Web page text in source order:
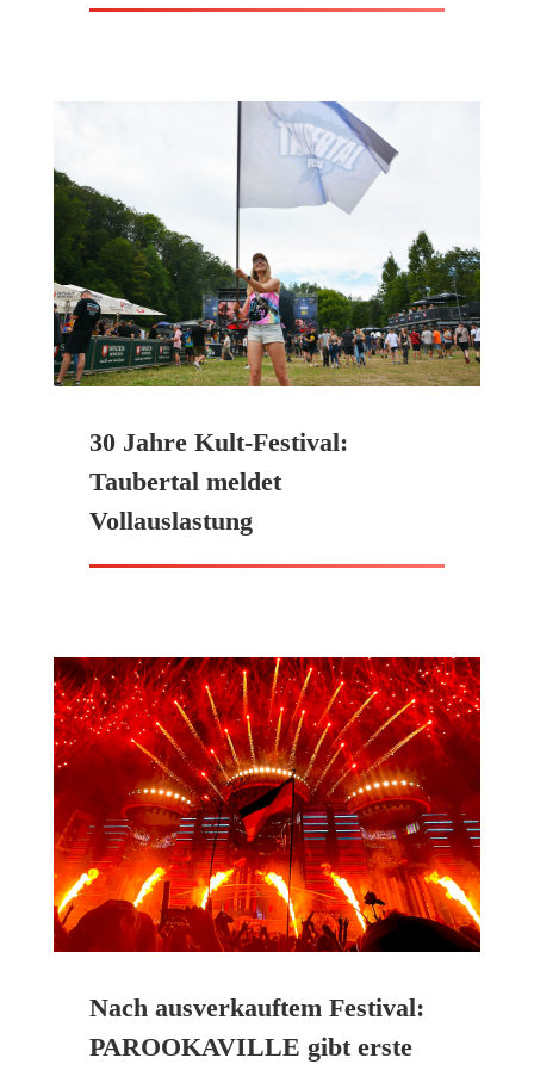
30 Jahre Kult-Festival:
Taubertal meldet
Vollauslastung
Nach ausverkauftem Festival:
PAROOKAVILLE gibt erste